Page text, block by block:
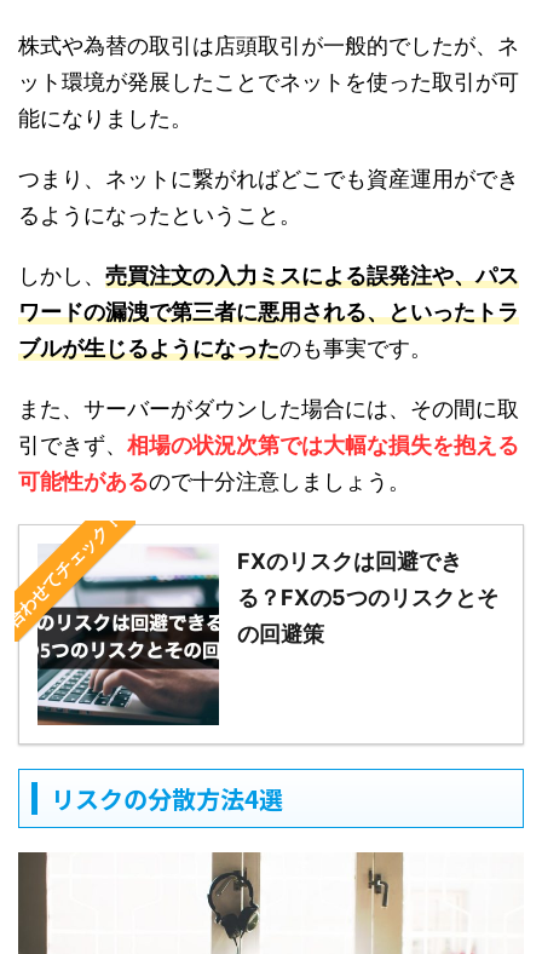
株式や為替の取引は店頭取引が一般的でしたが、ネ
ット環境が発展したことでネットを使った取引が可
能になりました。
つまり、ネットに繋がればどこでも資産運用ができ
るようになったということ。
しかし、 売買注文の入力ミスによる誤発注や、パス
ワードの漏洩で第三者に悪用される、といったトラ
ブルが生じるようになったのも事実です。
また、サーバーがダウンした場合には、その間に取
引できず、 相場の状況次第では大幅な損失を抱える
可能性があるので十分注意しましょう。
合わせてチェック！
FXのリスクは回避でき
る？FXの5つのリスクとそ
の回避策
リスクの分散方法4選